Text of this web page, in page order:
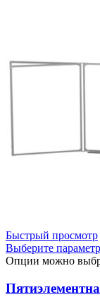
Быстрый просмотр
Выберите
Опции можно